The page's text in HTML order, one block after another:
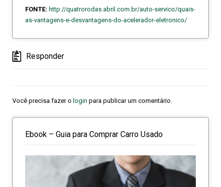
FONTE: http://quatrorodas.abril.com.br/auto-servico/quais-
as-vantagens-e-desvantagens-do-acelerador-eletronico/
Responder
Você precisa fazer o login para publicar um comentário.
Ebook – Guia para Comprar Carro Usado